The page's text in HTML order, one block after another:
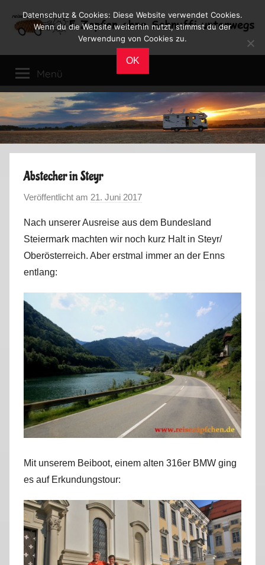
Inhalt
Reiseblog
Leben
im
Wohnmobil
Menü
Abstecher in Steyr
Veröffentlicht am 21. Juni 2017
n
M
a
Nach unserer Ausreise aus dem Bundesland
Steiermark machten wir noch kurz Halt in Steyr/
Oberösterreich. Aber erstmal immer an der Enns
entlang:
Mit unserem Beiboot, einem alten 316er BMW ging
es auf Erkundungstour:
Datenschutz & Cookies: Diese Website verwendet Cookies.
Wenn du die Website weiterhin nutzt, stimmst du der
Verwendung von Cookies zu.
OK